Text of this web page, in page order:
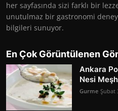
her sayfasında sizi farklı bir
unutulmaz bir gastronomi
bilgileri sunuyor.
En Çok Görüntülenen
Ankara
Nesi
Gurme Şubat